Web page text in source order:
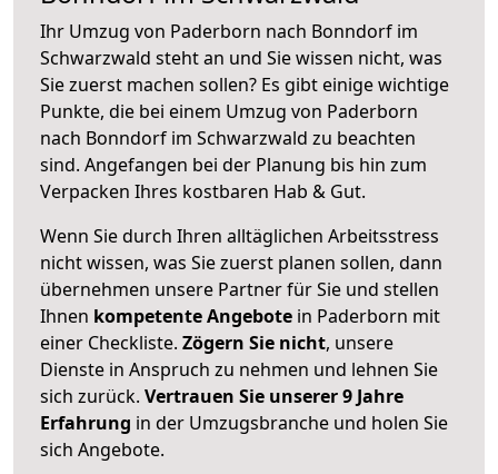
Ihr Umzug von Paderborn nach Bonndorf im
Schwarzwald steht an und Sie wissen nicht, was
Sie zuerst machen sollen? Es gibt einige wichtige
Punkte, die bei einem Umzug von Paderborn
nach Bonndorf im Schwarzwald zu beachten
sind. Angefangen bei der Planung bis hin zum
Verpacken Ihres kostbaren Hab & Gut.
Wenn Sie durch Ihren alltäglichen Arbeitsstress
nicht wissen, was Sie zuerst planen sollen, dann
übernehmen unsere Partner für Sie und stellen
Ihnen kompetente Angebote in Paderborn mit
einer Checkliste. Zögern Sie nicht, unsere
Dienste in Anspruch zu nehmen und lehnen Sie
sich zurück. Vertrauen Sie unserer 9 Jahre
Erfahrung in der Umzugsbranche und holen Sie
sich Angebote.